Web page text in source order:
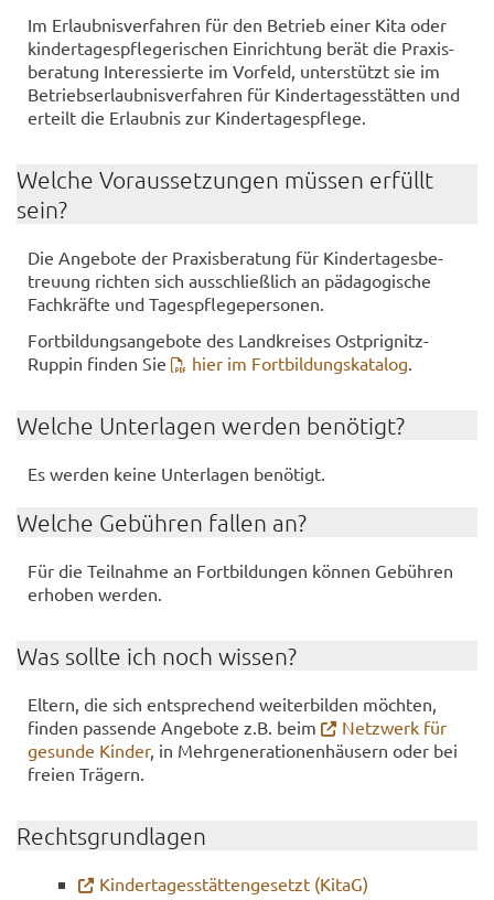
Im Er­laub­nis­ver­fah­ren für den Be­trieb einer Kita oder
kin­der­ta­ges­pfle­ge­ri­schen Ein­rich­tung berät die Pra­xis­
be­ra­tung In­ter­es­sier­te im Vor­feld, un­ter­stützt sie im
Be­triebs­er­laub­nis­ver­fah­ren für Kin­der­ta­ges­stät­ten und
er­teilt die Er­laub­nis zur Kin­der­ta­ges­pfle­ge.
Wel­che Vor­aus­set­zun­gen müs­sen er­füllt
sein?
Die An­ge­bo­te der Pra­xis­be­ra­tung für Kin­der­ta­ges­be­
treu­ung rich­ten sich aus­schließ­lich an päd­ago­gi­sche
Fach­kräf­te und Ta­ges­pfle­ge­per­so­nen.
Fort­bil­dungs­an­ge­bo­te des Land­krei­ses Ostprignitz-​
Ruppin fin­den Sie
hier im Fort­bil­dungs­ka­ta­log.
Wel­che Un­ter­la­gen wer­den be­nö­tigt?
Es wer­den keine Un­ter­la­gen be­nö­tigt.
Wel­che Ge­büh­ren fal­len an?
Für die Teil­nah­me an Fort­bil­dun­gen kön­nen Ge­büh­ren
er­ho­ben wer­den.
Was soll­te ich noch wis­sen?
El­tern, die sich ent­spre­chend wei­ter­bil­den möch­ten,
fin­den pas­sen­de An­ge­bo­te z.B. beim
Netz­werk für
ge­sun­de Kin­der, in Mehr­ge­nera­tio­nen­häu­sern oder bei
frei­en Trä­gern.
Rechts­grund­la­gen
Kin­der­ta­ges­stät­ten­ge­setzt (KitaG)